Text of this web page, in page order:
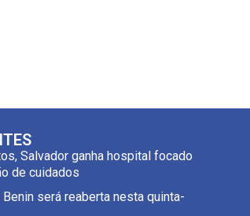
Salvador ganha hospital focado
de cuidados
Benin será reaberta nesta quinta-